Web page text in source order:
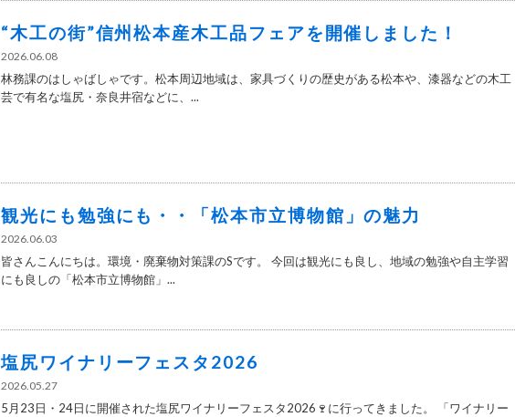
“木工の街”信州松本産木工品フェアを開催しました！
2026.06.08
林務課のはしゃばしゃです。松本周辺地域は、家具づくりの歴史がある松本や、漆器などの木工
芸で有名な塩尻・奈良井宿などに、...
観光にも勉強にも・・「松本市立博物館」の魅力
2026.06.03
皆さんこんにちは。環境・廃棄物対策課のSです。 今回は観光にも良し、地域の勉強や自主学習
にも良しの「松本市立博物館」...
塩尻ワイナリーフェスタ2026
2026.05.27
5月23日・24日に開催された塩尻ワイナリーフェスタ2026🍷に行ってきました。 「ワイナリー